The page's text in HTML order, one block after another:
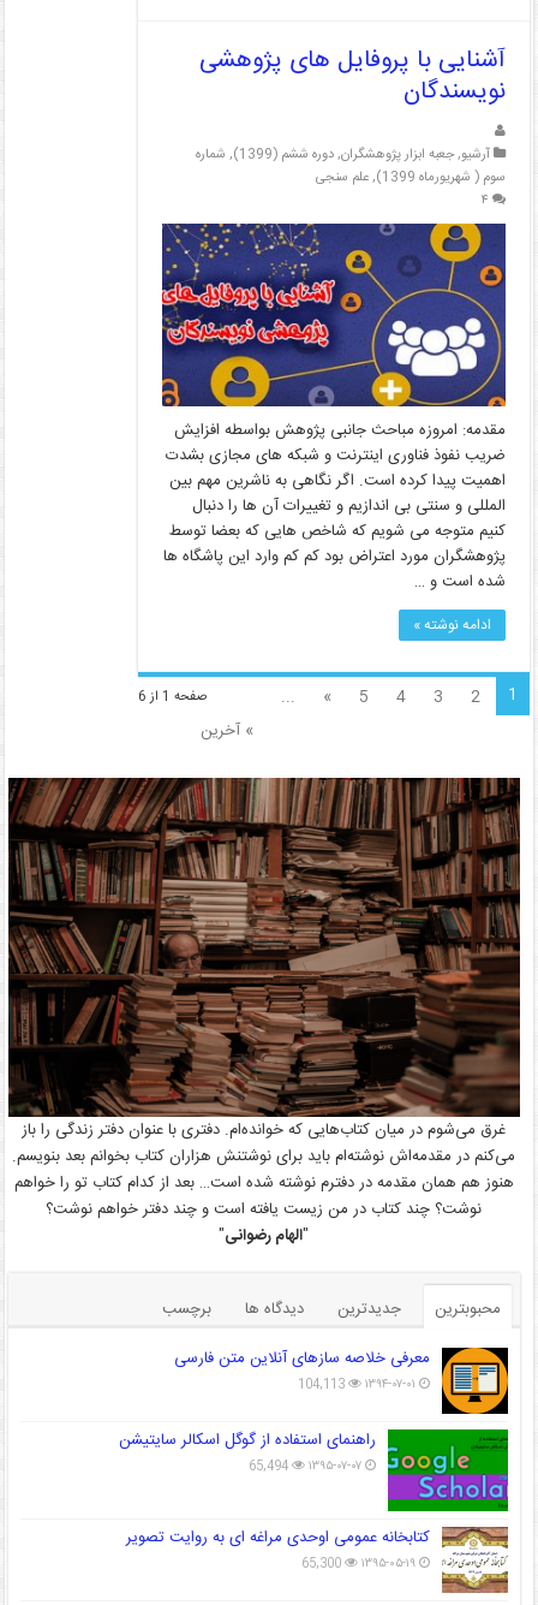
آشنایی با پروفایل های پژوهشی
نویسندگان
آرشیو,جعبه ابزار پژوهشگران,دوره ششم (1399) , شماره
سوم ( شهریورماه 1399)
,علم سنجی
۴
مقدمه: امروزه مباحث جانبی پژوهش بواسطه افزایش
ضریب نفوذ فناوری اینترنت و شبکه های مجازی بشدت
اهمیت پیدا کرده است. اگر نگاهی به ناشرین مهم بین
المللی و سنتی بی اندازیم و تغییرات آن ها را دنبال
کنیم متوجه می شویم که شاخص هایی که بعضا توسط
پژوهشگران مورد اعتراض بود کم کم وارد این پاشگاه ها
شده است و …
ادامه نوشته »
صفحه 1 از 6 1
2
3
4
5
»
...
» آخرین
غرق می‌شوم در میان کتاب‌هایی که خوانده‌ام. دفتری با عنوان دفتر زندگی را باز
می‌کنم در مقدمه‌اش نوشته‌ام باید برای نوشتنش هزاران کتاب بخوانم بعد بنویسم.
هنوز هم همان مقدمه در دفترم نوشته شده است… بعد از کدام کتاب تو را خواهم
نوشت؟ چند کتاب در من زیست یافته است و چند دفتر خواهم نوشت؟
"الهام رضوانی"
محبوبترین جدیدترین دیدگاه ها
برچسب
معرفی خلاصه سازهای آنلاین متن فارسی
۱۳۹۴-۰۷-۰۱ 104,113
راهنمای استفاده از گوگل اسکالر سایتیشن
۱۳۹۵-۰۷-۰۷ 65,494
کتابخانه عمومی اوحدی مراغه ای به روایت تصویر
۱۳۹۵-۰۵-۱۹ 65,300